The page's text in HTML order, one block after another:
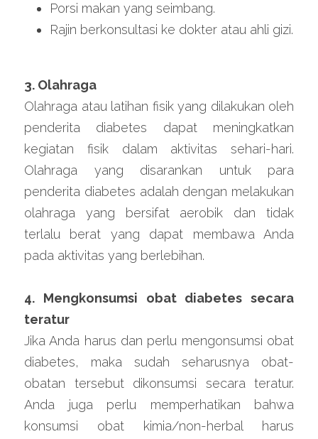
Porsi makan yang seimbang.
Rajin berkonsultasi ke dokter atau ahli gizi.
3. Olahraga
Olahraga atau latihan fisik yang dilakukan oleh
penderita diabetes dapat meningkatkan
kegiatan fisik dalam aktivitas sehari-hari.
Olahraga yang disarankan untuk para
penderita diabetes adalah dengan melakukan
olahraga yang bersifat aerobik dan tidak
terlalu berat yang dapat membawa Anda
pada aktivitas yang berlebihan.
4. Mengkonsumsi obat diabetes secara
teratur
Jika Anda harus dan perlu mengonsumsi obat
diabetes, maka sudah seharusnya obat-
obatan tersebut dikonsumsi secara teratur.
Anda juga perlu memperhatikan bahwa
konsumsi obat kimia/non-herbal harus